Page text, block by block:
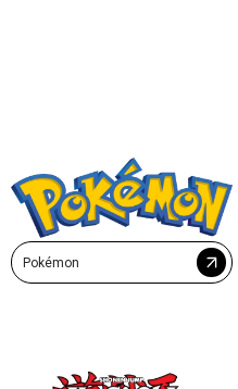
Pokémon